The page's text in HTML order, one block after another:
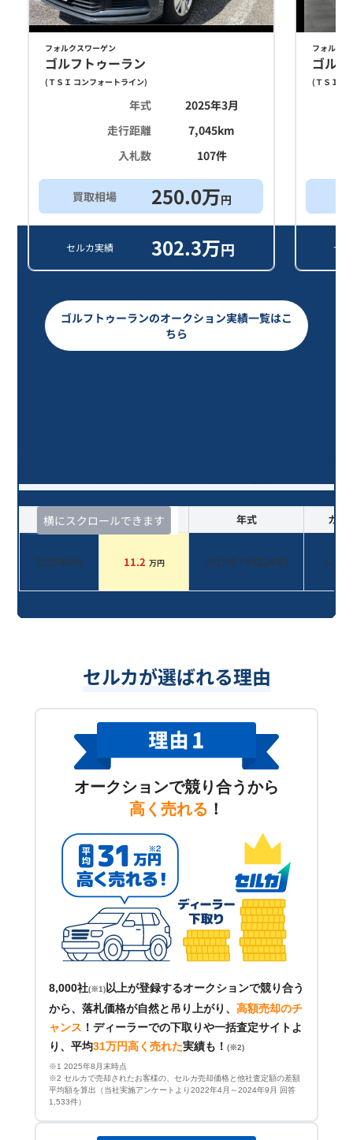
フォルクスワーゲン
ゴルフトゥーラン
(ＴＳＩ コンフォートライン)
年式
2025年3月
走行距離
7,045km
入札数
107件
買取相場 250.0万円
セルカ実績 302.3万円
フォルク
ゴル
(ＴＳＩ コ
セ
ゴルフトゥーランのオークション実績一覧はこ
ちら
横にスクロールできます
査定時期 セルカ実績 年式 カラ
2025年8月 11.2 万円 2012年 (平成24年) レッド
セルカが選ばれる理由
オークションで競り合うから
高く売れる ！
8,000社(※1) 以上が登録するオークションで競り合う
から、落札価格が自然と吊り上がり、 高額売却のチ
ャンス ！ ディーラーでの下取りや一括査定サイトよ
り、平均31万円高く売れた実績も！ (※2)
※1 2025年8月末時点
※2 セルカで売却されたお客様の、セルカ売却価格と他社査定額の差額
平均額を算出（当社実施アンケートより2022年4月～2024年9月 回答
1,533件）